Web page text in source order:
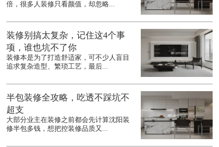
倍，很多人装修只看颜值，却忽略...
装修别搞太复杂，记住这4个事
项，谁也坑不了你
装修本是为了打造舒适家，可不少人盲目
追求复杂造型、繁琐工艺，最后...
半包装修全攻略，吃透不踩坑不
超支
大部分业主在装修之前都会先计算沈阳装
修半包多钱，想把控装修品质又...